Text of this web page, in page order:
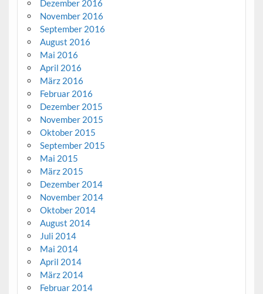
Dezember 2016
November 2016
September 2016
August 2016
Mai 2016
April 2016
März 2016
Februar 2016
Dezember 2015
November 2015
Oktober 2015
September 2015
Mai 2015
März 2015
Dezember 2014
November 2014
Oktober 2014
August 2014
Juli 2014
Mai 2014
April 2014
März 2014
Februar 2014